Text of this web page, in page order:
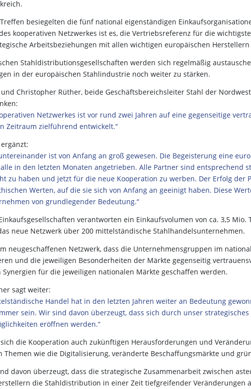
besiegelten die fünf national eigenständigen
kooperativen Netzwerkes ist es, die Vertriebsreferenz für die
Arbeitsbeziehungen mit allen wichtigen europäischen
Stahldistributionsgesellschaften werden sich regelmäßig
in der europäischen Stahlindustrie noch weiter zu stärken.
Christopher Rüther, beide Geschäftsbereichsleiter Stahl der
Netzwerkes ist vor rund zwei Jahren auf eine gegenseitige
Zeitraum zielführend entwickelt.“
ist von Anfang an groß gewesen. Die Begeisterung eine
in den letzten Monaten angetrieben. Alle Partner sind entsprechend
zu haben und jetzt für die neue Kooperation zu werben. Der Erfolg der
Werten, auf die sie sich von Anfang an geeinigt haben. Diese
von grundlegender Bedeutung.“
verantworten ein Einkaufsvolumen von ca. 3,5 Mio.
neue Netzwerk über 200 mittelständische Stahlhandelsunternehmen.
neugeschaffenen Netzwerk, dass die Unternehmensgruppen im
und die jeweiligen Besonderheiten der Märkte gegenseitig
Synergien für die jeweiligen nationalen Märkte geschaffen werden.
sagt weiter:
Handel hat in den letzten Jahren weiter an Bedeutung
sein. Wir sind davon überzeugt, dass sich durch unser
eröffnen werden.“
die Kooperation auch zukünftigen Herausforderungen und
Themen wie die Digitalisierung, veränderte Beschaffungsmärkte und
davon überzeugt, dass die strategische Zusammenarbeit zwischen
die Stahldistribution in einer Zeit tiefgreifender Veränderungen